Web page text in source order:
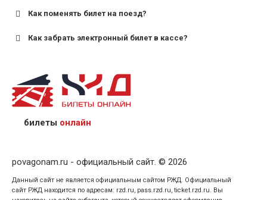
Как поменять билет на поезд?
Как забрать электронный билет в кассе?
назвав кассиру 14-значный номер заказа;
предъявив удостоверение личности пассажира, на
кого оформлен билет.
билеты онлайн
povagonam.ru - официальный сайт. © 2026
Данный сайт не является официальным сайтом РЖД. Официальный
сайт РЖД находится по адресам: rzd.ru, pass.rzd.ru, ticket.rzd.ru. Вы